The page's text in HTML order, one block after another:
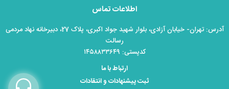
اطلاعات تماس
آدرس: تهران- خیابان آزادی، بلوار شهید جواد اکبری، پلاک 27، دبیرخانه نهاد مردمی
رسالت
کدپستی: ۱۴۵۸۸۳۳۶۴۹
ارتباط با ما
ثبت پیشنهادات و انتقادات